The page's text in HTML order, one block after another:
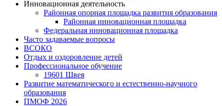
Инновационная деятельность
Районная опорная площадка развития образования
Районная инновационная площадка
Федеральная инновационная площадка
Часто задаваемые вопросы
ВСОКО
Отдых и оздоровление детей
Профессиональное обучение
19601 Швея
Развитие математического и естественно-научного
образования
ПМОФ 2026